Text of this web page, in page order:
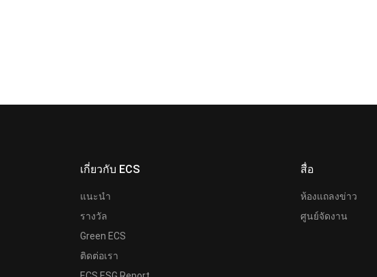
เกี่ยวกับ ECS
แนะนำ
รางวัล
Green ECS
ติดต่อเรา
สื่อ
ห้องแถลงข่าว
ศูนย์จัดงาน